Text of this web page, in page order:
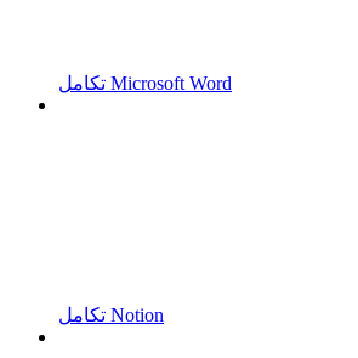
تكامل Microsoft Word
تكامل Notion